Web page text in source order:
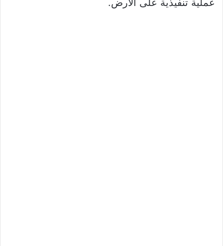
عملية تنفيذية على الارض.